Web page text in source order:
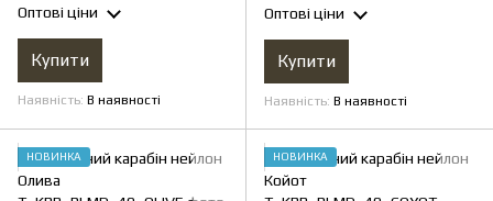
Оптові ціни
Купити
Наявність В наявності
Оптові ціни
Купити
Наявність В наявності
НОВИНКА НОВИНКА